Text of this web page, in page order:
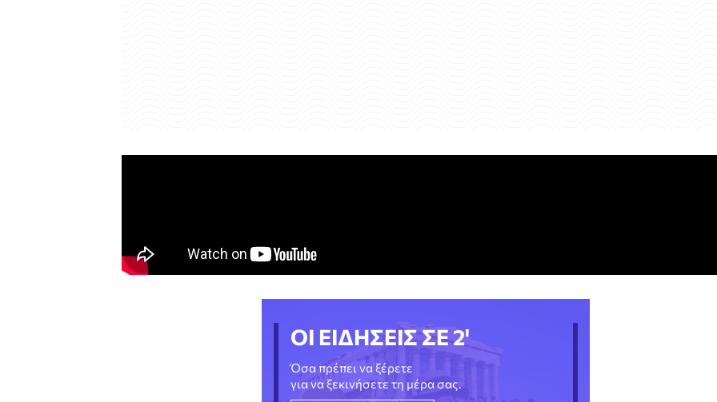
ΟΙ ΕΙΔΗΣΕΙΣ ΣΕ 2'
Όσα πρέπει να ξέρετε
για να ξεκινήσετε τη μέρα σας.